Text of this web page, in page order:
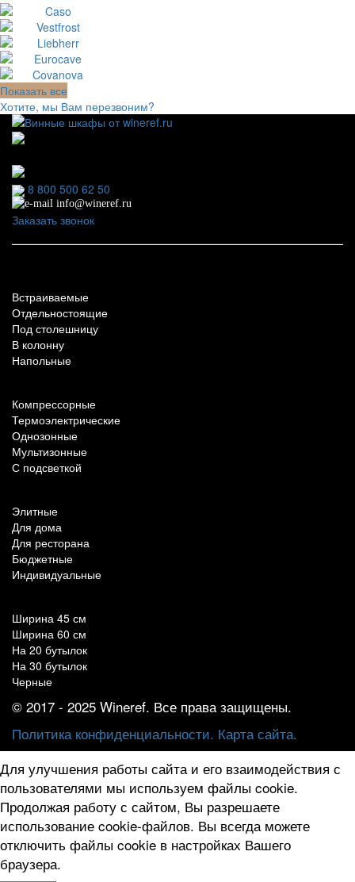
Показать все
Хотите, мы Вам перезвоним?
8 800 500 62 50
info@wineref.ru
Заказать звонок
Встраиваемые
Отдельностоящие
Под столешницу
В колонну
Напольные
Компрессорные
Термоэлектрические
Однозонные
Мультизонные
С подсветкой
Элитные
Для дома
Для ресторана
Бюджетные
Индивидуальные
Ширина 45 см
Ширина 60 см
На 20 бутылок
На 30 бутылок
Черные
© 2017 - 2025 Wineref. Все права защищены.
Политика конфиденциальности. Карта сайта.
Для улучшения работы сайта и его взаимодействия с
пользователями мы используем файлы cookie.
Продолжая работу с сайтом, Вы разрешаете
использование cookie-файлов. Вы всегда можете
отключить файлы cookie в настройках Вашего
браузера.